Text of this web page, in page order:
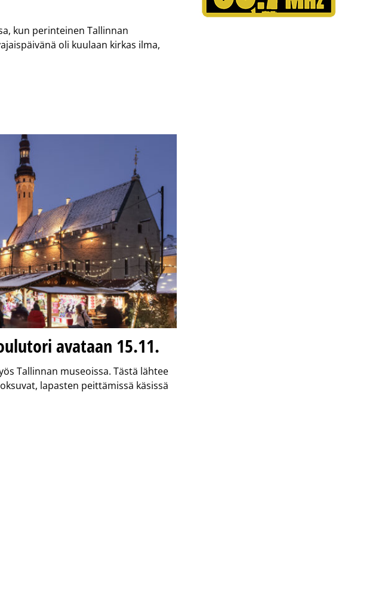
kun perinteinen Tallinnan
oli kuulaan kirkas ilma,
avataan 15.11.
Tallinnan museoissa. Tästä lähtee
lapasten peittämissä käsissä